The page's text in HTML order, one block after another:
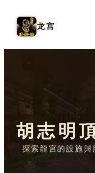
龙宫
胡志明
探索龍宮的設施與